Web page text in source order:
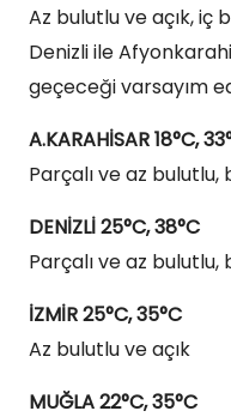
Az bulutlu ve açık,
Denizli ile
geçeceği varsayım
A.KARAHİSAR 18°C,
Parçalı ve az
DENİZLİ 25°C, 38°C
Parçalı ve az
İZMİR 25°C, 35°C
Az bulutlu ve açık
MUĞLA 22°C, 35°C